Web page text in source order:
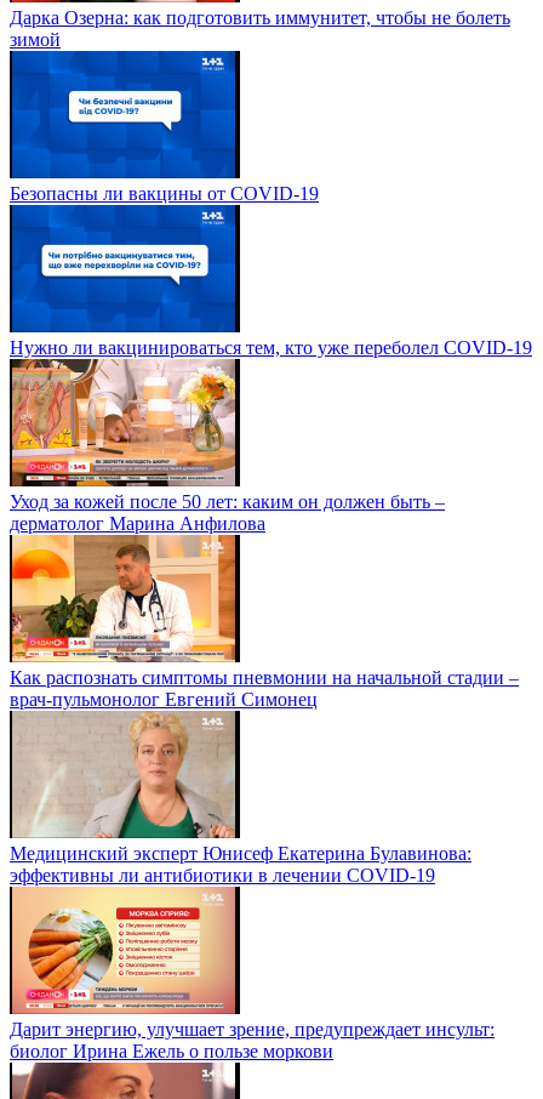
Дарка Озерна: как подготовить иммунитет, чтобы не болеть
зимой
Безопасны ли вакцины от COVID-19
Нужно ли вакцинироваться тем, кто уже переболел COVID-19
Уход за кожей после 50 лет: каким он должен быть –
дерматолог Марина Анфилова
Как распознать симптомы пневмонии на начальной стадии –
врач-пульмонолог Евгений Симонец
Медицинский эксперт Юнисеф Екатерина Булавинова:
эффективны ли антибиотики в лечении COVID-19
Дарит энергию, улучшает зрение, предупреждает инсульт:
биолог Ирина Ежель о пользе моркови